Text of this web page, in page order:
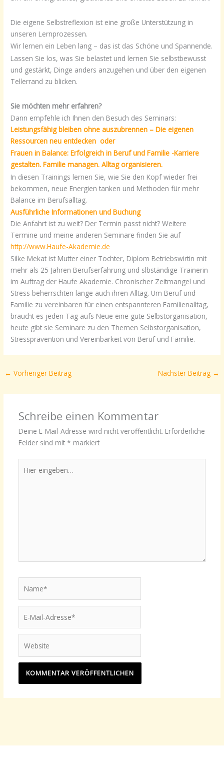
Die eigene Selbstreflexion ist eine große Unterstützung in
unseren Lernprozessen.
Wir lernen ein Leben lang – das ist das Schöne und Spannende.
Lassen Sie los, was Sie belastet und lernen Sie selbstbewusst
und gestärkt, Dinge anders anzugehen und über den eigenen
Tellerrand zu blicken.
Sie möchten mehr erfahren?
Dann empfehle ich Ihnen den Besuch des Seminars:
Leistungsfähig bleiben ohne auszubrennen – Die eigenen
Ressourcen neu entdecken oder
Frauen in Balance: Erfolgreich in Beruf und Familie -Karriere
gestalten. Familie managen. Alltag organisieren.
In diesen Trainings lernen Sie, wie Sie den Kopf wieder frei
bekommen, neue Energien tanken und Methoden für mehr
Balance im Berufsalltag.
Ausführliche Informationen und Buchung
Die Anfahrt ist zu weit? Der Termin passt nicht? Weitere
Termine und meine anderen Seminare finden Sie auf
http://www.Haufe-Akademie.de
Silke Mekat ist Mutter einer Tochter, Diplom Betriebswirtin mit
mehr als 25 Jahren Berufserfahrung und slbständige Trainerin
im Auftrag der Haufe Akademie. Chronischer Zeitmangel und
Stress beherrschten lange auch ihren Alltag. Um Beruf und
Familie zu vereinbaren für einen entspannteren Familienalltag,
braucht es jeden Tag aufs Neue eine gute Selbstorganisation,
heute gibt sie Seminare zu den Themen Selbstorganisation,
Stressprävention und Vereinbarkeit von Beruf und Familie.
← Vorheriger Beitrag Nächster Beitrag →
Schreibe einen Kommentar
Deine E-Mail-Adresse wird nicht veröffentlicht. Erforderliche
Felder sind mit * markiert
eingeben…
Mail-
Adresse*